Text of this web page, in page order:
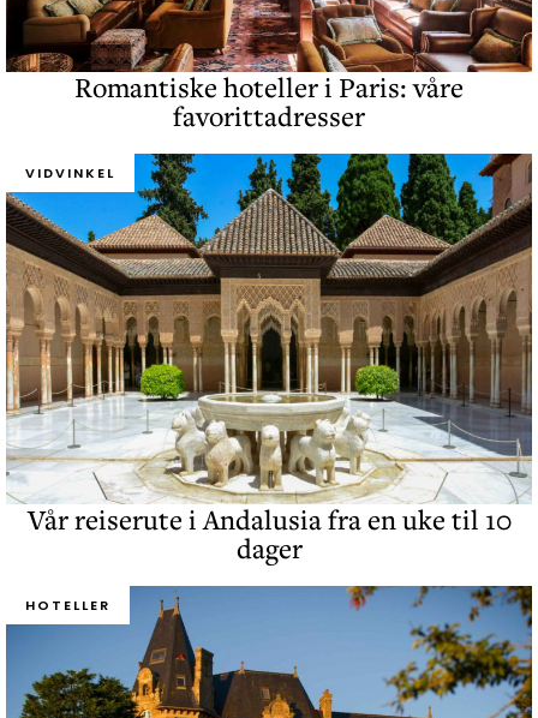
Romantiske hoteller i Paris: våre
favorittadresser
VIDVINKEL
Vår reiserute i Andalusia fra en uke til 10
dager
HOTELLER